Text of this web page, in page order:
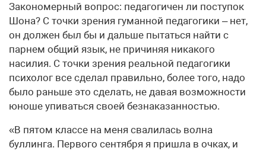
Закономерный вопрос: педагогичен ли поступок
Шона? С точки зрения гуманной педагогики – нет,
он должен был бы и дальше пытаться найти с
парнем общий язык, не причиняя никакого
насилия. С точки зрения реальной педагогики
психолог все сделал правильно, более того, надо
было раньше это сделать, не давая возможности
юноше упиваться своей безнаказанностью.
«В пятом классе на меня свалилась волна
буллинга. Первого сентября я пришла в очках, и